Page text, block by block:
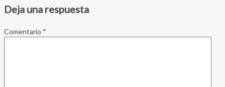
Deja una respuesta
Comentario *